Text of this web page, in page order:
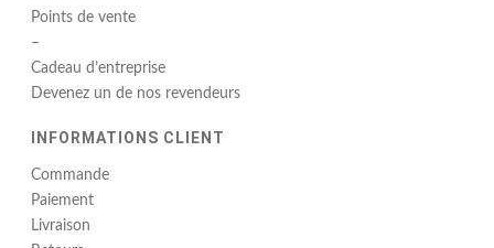
Points de vente
–
Cadeau d’entreprise
Devenez un de nos revendeurs
INFORMATIONS CLIENT
Commande
Paiement
Livraison